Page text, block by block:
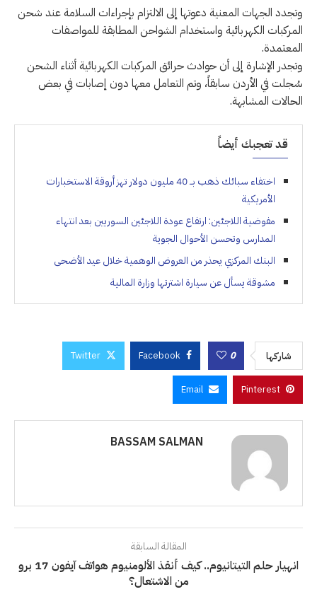
وتجدد الجهات المعنية دعوتها إلى الالتزام بإجراءات السلامة عند شحن
المركبات الكهربائية واستخدام الشواحن المطابقة للمواصفات
المعتمدة.
وتجدر الإشارة إلى أن حوادث حرائق المركبات الكهربائية أثناء الشحن
سُجلت في الأردن سابقاً، وتم التعامل معها دون إصابات في بعض
الحالات المشابهة.
قد تعجبك أيضاً
اختفاء سبائك ذهب بــ 40 مليون دولار تهز أروقة الاستخبارات
الأمريكية
مفوضية اللاجئين: ارتفاع عودة اللاجئين السوريين بعد انتهاء
المدارس وتحسن الأحوال الجوية
البنك المركزي يحذر من العروض الوهمية خلال عيد الأضحى
مشوقة يسأل عن سيارة اشترتها وزارة المالية
شاركها 0
Facebook
Twitter
Pinterest
Email
BASSAM SALMAN
المقالة السابقة
انهيار حلم التيتانيوم.. كيف أنقذ الألومنيوم هواتف آيفون 17 برو
من الاشتعال؟